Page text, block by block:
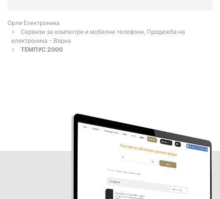
Орли Електроника
Сервизи за компютри и мобилни телефони, Продажба на
електроника - Варна
ТЕМПУС 2000